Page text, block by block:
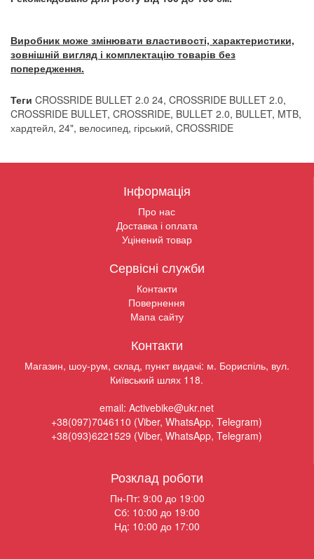
Виробник може змінювати властивості, характеристики,
зовнішній вигляд і комплектацію товарів без
попередження.
Теги CROSSRIDE BULLET 2.0 24, CROSSRIDE BULLET 2.0,
CROSSRIDE BULLET, CROSSRIDE, BULLET 2.0, BULLET, MTB,
хардтейл, 24", велосипед, гірський, CROSSRIDE
Інформація
Про нас
Доставка і оплата
Уцінений товар
Сервісні служби
Контакти
Повернення
Мапа сайту
Контакти
Магазин, шоу-рум, склад, пункт видачі: м. Бориспіль, вул.
Київський шлях 118.
email: Activebike@ukr.net
+38(097)7046110 (Viber, WhatsApp, Telegram)
+38(093)6221529 (Viber, WhatsApp, Telegram)
Розклад роботи
Пн-Пт: 9:00 до 19:00
Сб: 10:00 до 19:00
Нд: 10:00 до 17:00